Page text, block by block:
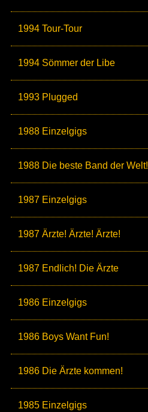
1994 Tour-Tour
1994 Sömmer der Libe
1993 Plugged
1988 Einzelgigs
1988 Die beste Band der Welt!
1987 Einzelgigs
1987 Ärzte! Ärzte! Ärzte!
1987 Endlich! Die Ärzte
1986 Einzelgigs
1986 Boys Want Fun!
1986 Die Ärzte kommen!
1985 Einzelgigs